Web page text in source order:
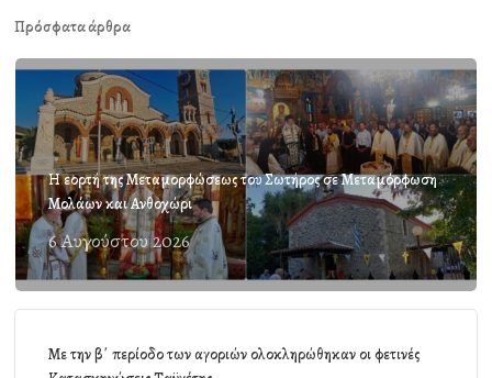
Πρόσφατα άρθρα
Η εορτή της Μεταμορφώσεως του Σωτήρος σε Μεταμόρφωση
Μολάων και Ανθοχώρι
6 Αυγούστου 2026
Με την β΄ περίοδο των αγοριών ολοκληρώθηκαν οι φετινές